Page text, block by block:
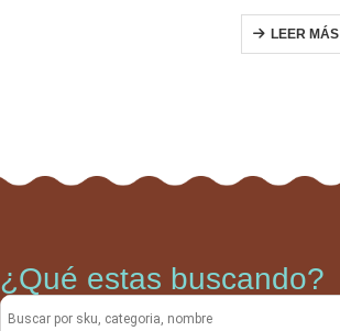
LEER MÁS
¿Qué estas buscando?